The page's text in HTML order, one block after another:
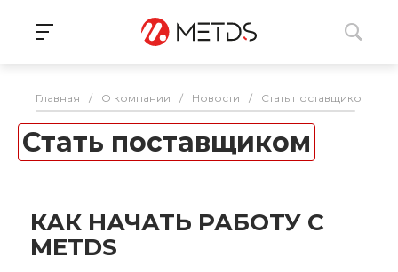
Главная / О компании / Новости / Стать поставщиком
Стать поставщиком
КАК НАЧАТЬ РАБОТУ С
METDS